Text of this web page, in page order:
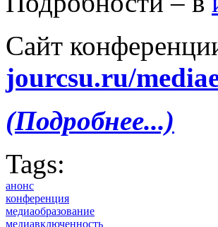
Сайт
jourcsu.ru/
(Подробнее...)
Tags:
анонс
конференция
медиаобразование
медиавключенность